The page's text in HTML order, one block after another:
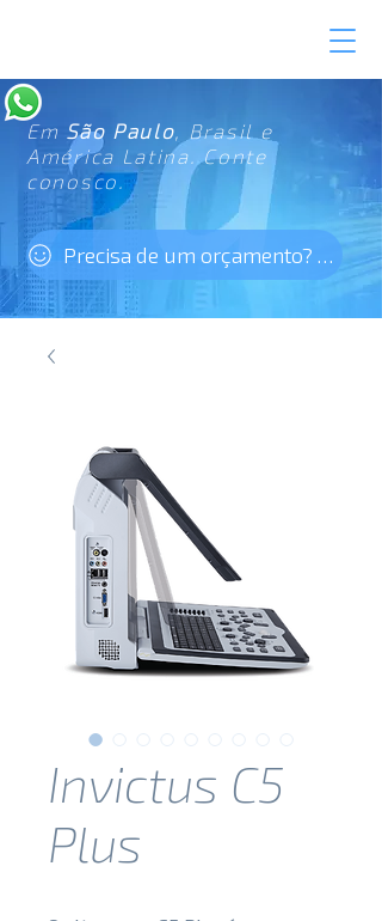
Em São Paulo, Brasil e
América Latina. Conte
conosco.
Precisa de um orçamento? Clique aqui!
Invictus C5
Plus